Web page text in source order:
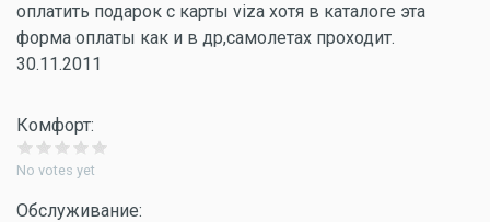
оплатить подарок с карты viza хотя в каталоге эта
форма оплаты как и в др,самолетах проходит.
30.11.2011
Комфорт:
No votes yet
Обслуживание: